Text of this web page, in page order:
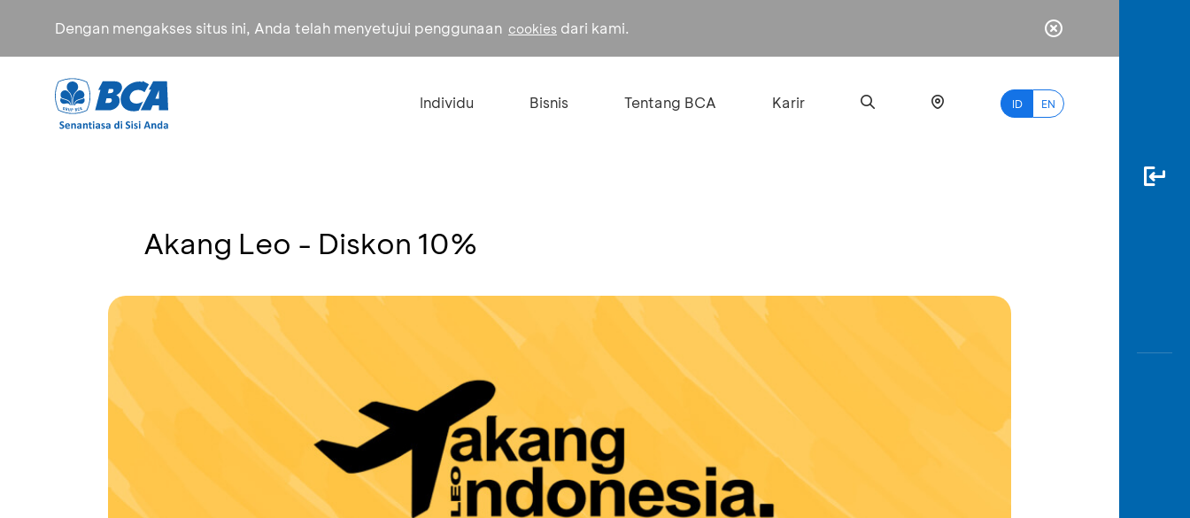
Dengan mengakses situs ini, Anda telah menyetujui penggunaan cookies dari kami.
Individu Bisnis Tentang BCA Karir ID EN
Akang Leo - Diskon 10%